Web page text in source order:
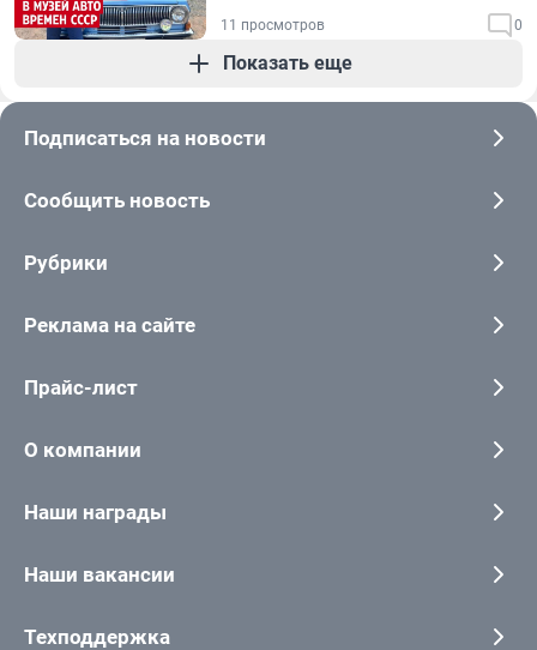
11 просмотров 0
Показать еще
Подписаться на новости
Сообщить новость
Рубрики
Реклама на сайте
Прайс-лист
О компании
Наши награды
Наши вакансии
Техподдержка